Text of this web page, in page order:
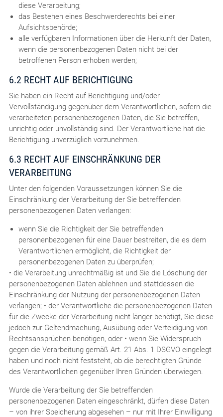
diese Verarbeitung;
das Bestehen eines Beschwerderechts bei einer
Aufsichtsbehörde;
alle verfügbaren Informationen über die Herkunft der Daten,
wenn die personenbezogenen Daten nicht bei der
betroffenen Person erhoben werden;
6.2 RECHT AUF BERICHTIGUNG
Sie haben ein Recht auf Berichtigung und/oder
Vervollständigung gegenüber dem Verantwortlichen, sofern die
verarbeiteten personenbezogenen Daten, die Sie betreffen,
unrichtig oder unvollständig sind. Der Verantwortliche hat die
Berichtigung unverzüglich vorzunehmen.
6.3 RECHT AUF EINSCHRÄNKUNG DER
VERARBEITUNG
Unter den folgenden Voraussetzungen können Sie die
Einschränkung der Verarbeitung der Sie betreffenden
personenbezogenen Daten verlangen:
wenn Sie die Richtigkeit der Sie betreffenden
personenbezogenen für eine Dauer bestreiten, die es dem
Verantwortlichen ermöglicht, die Richtigkeit der
personenbezogenen Daten zu überprüfen;
• die Verarbeitung unrechtmäßig ist und Sie die Löschung der
personenbezogenen Daten ablehnen und stattdessen die
Einschränkung der Nutzung der personenbezogenen Daten
verlangen; • der Verantwortliche die personenbezogenen Daten
für die Zwecke der Verarbeitung nicht länger benötigt, Sie diese
jedoch zur Geltendmachung, Ausübung oder Verteidigung von
Rechtsansprüchen benötigen, oder • wenn Sie Widerspruch
gegen die Verarbeitung gemäß Art. 21 Abs. 1 DSGVO eingelegt
haben und noch nicht feststeht, ob die berechtigten Gründe
des Verantwortlichen gegenüber Ihren Gründen überwiegen.
Wurde die Verarbeitung der Sie betreffenden
personenbezogenen Daten eingeschränkt, dürfen diese Daten
– von ihrer Speicherung abgesehen – nur mit Ihrer Einwilligung